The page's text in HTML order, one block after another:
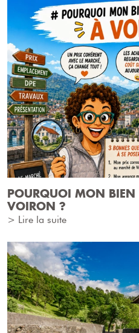
POURQUOI MON BIEN
VOIRON ?
> Lire la suite